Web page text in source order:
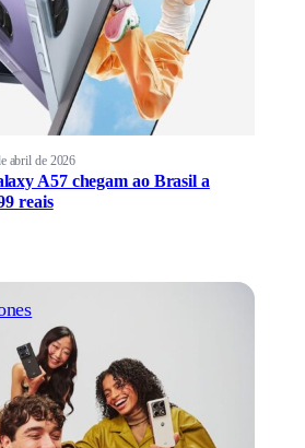
abril de 2026
A57 chegam ao Brasil a
reais